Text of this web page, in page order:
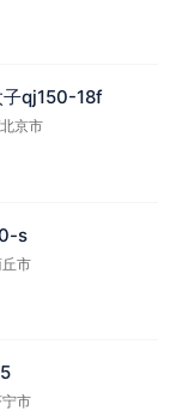
子qj150-18f
北京市
s
市
市